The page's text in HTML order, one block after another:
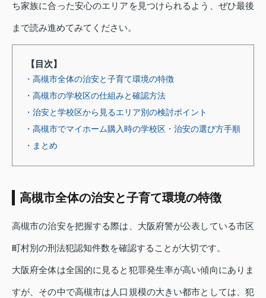
ち家族に合った安心のエリアを見つけられるよう、ぜひ最後
まで読み進めてみてください。
【目次】
・高槻市全体の治安と子育て環境の特徴
・高槻市の学校区の仕組みと確認方法
・治安と学校区から見るエリア別の検討ポイント
・高槻市でマイホーム購入時の学校区・治安の選び方手順
・まとめ
高槻市全体の治安と子育て環境の特徴
高槻市の治安を把握する際は、大阪府警が公表している市区
町村別の刑法犯認知件数を確認することが大切です。
大阪府全体は全国的に見ると犯罪発生率が高い傾向にありま
すが、その中で高槻市は人口規模の大きい都市としては、犯